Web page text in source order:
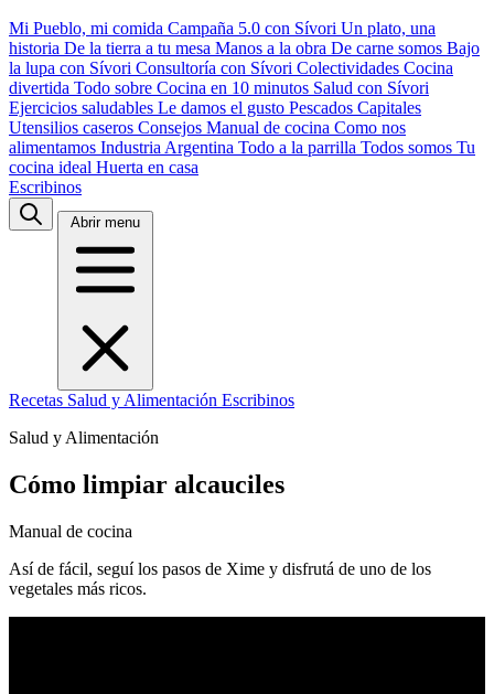
Mi Pueblo, mi comida Campaña 5.0 con Sívori Un plato, una
historia De la tierra a tu mesa Manos a la obra De carne somos Bajo
la lupa con Sívori Consultoría con Sívori Colectividades Cocina
divertida Todo sobre Cocina en 10 minutos Salud con Sívori
Ejercicios saludables Le damos el gusto Pescados Capitales
Utensilios caseros Consejos Manual de cocina Como nos
alimentamos Industria Argentina Todo a la parrilla Todos somos Tu
cocina ideal Huerta en casa
Escribinos
Abrir menu
Recetas Salud y Alimentación Escribinos
Salud y Alimentación
Cómo limpiar alcauciles
Manual de cocina
Así de fácil, seguí los pasos de Xime y disfrutá de uno de los
vegetales más ricos.